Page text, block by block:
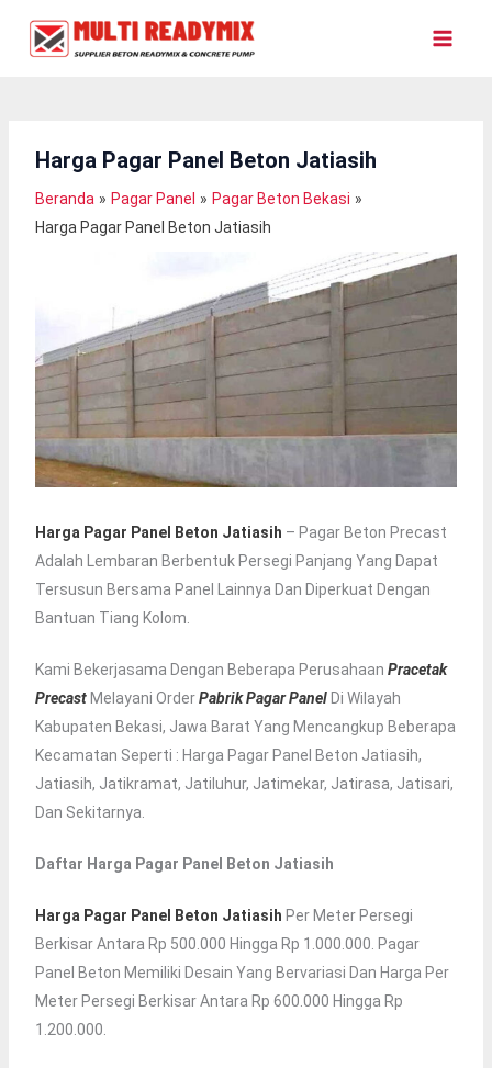
Harga Pagar Panel Beton Jatiasih
Beranda Pagar Panel
Pagar Beton Bekasi
Harga Pagar Panel Beton Jatiasih
Harga Pagar Panel Beton Jatiasih – Pagar Beton Precast
Adalah Lembaran Berbentuk Persegi Panjang Yang Dapat
Tersusun Bersama Panel Lainnya Dan Diperkuat Dengan
Bantuan Tiang Kolom.
Kami Bekerjasama Dengan Beberapa Perusahaan Pracetak
PrecastMelayani OrderPabrik Pagar PanelDi Wilayah
Kabupaten Bekasi, Jawa Barat Yang Mencangkup Beberapa
Kecamatan Seperti : Harga Pagar Panel Beton Jatiasih,
Jatiasih, Jatikramat, Jatiluhur, Jatimekar, Jatirasa, Jatisari,
Dan Sekitarnya.
Daftar Harga Pagar Panel Beton Jatiasih
Harga Pagar Panel Beton Jatiasih Per Meter Persegi
Berkisar Antara Rp 500.000 Hingga Rp 1.000.000. Pagar
Panel Beton Memiliki Desain Yang Bervariasi Dan Harga Per
Meter Persegi Berkisar Antara Rp 600.000 Hingga Rp
1.200.000.